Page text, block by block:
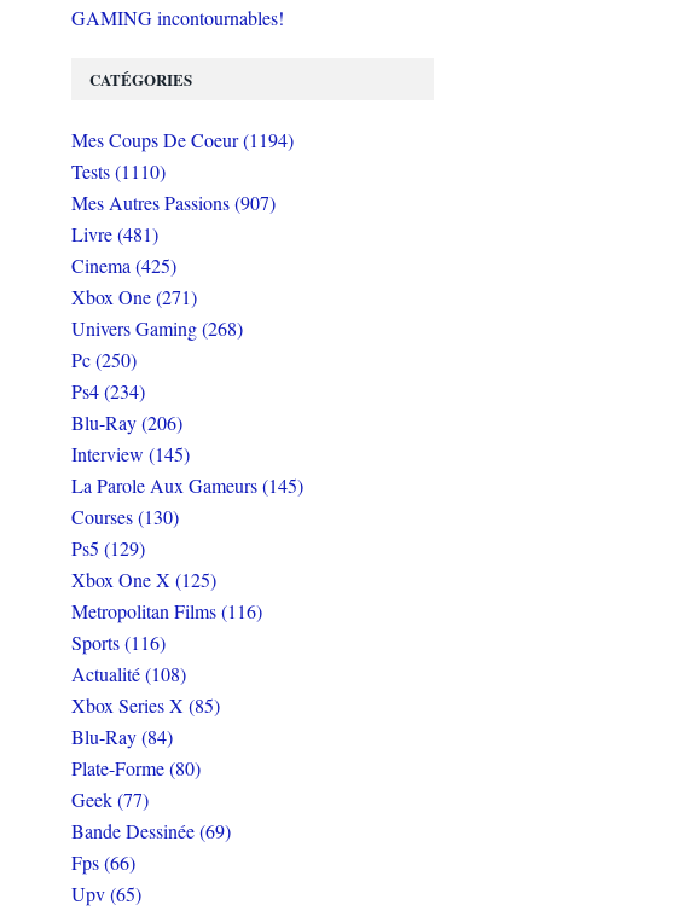
GAMING incontournables!
CATÉGORIES
Mes Coups De Coeur (1194)
Tests (1110)
Mes Autres Passions (907)
Livre (481)
Cinema (425)
Xbox One (271)
Univers Gaming (268)
Pc (250)
Ps4 (234)
Blu-Ray (206)
Interview (145)
La Parole Aux Gameurs (145)
Courses (130)
Ps5 (129)
Xbox One X (125)
Metropolitan Films (116)
Sports (116)
Actualité (108)
Xbox Series X (85)
Blu-Ray (84)
Plate-Forme (80)
Geek (77)
Bande Dessinée (69)
Fps (66)
Upv (65)